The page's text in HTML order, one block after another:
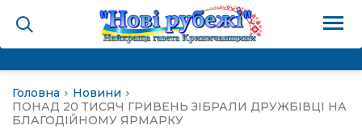
Головна
Новини
ПОНАД 20 ТИСЯЧ ГРИВЕНЬ ЗІБРАЛИ ДРУЖБІВЦІ НА
БЛАГОДІЙНОМУ ЯРМАРКУ